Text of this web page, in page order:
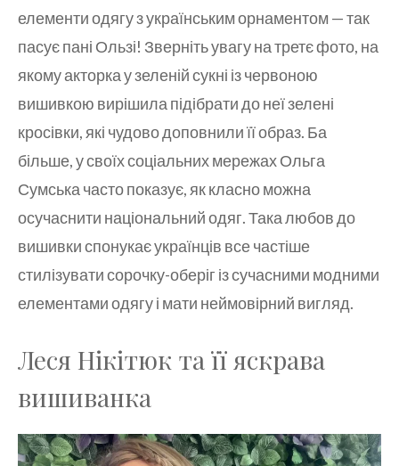
елементи одягу з українським орнаментом — так
пасує пані Ользі! Зверніть увагу на третє фото, на
якому акторка у зеленій сукні із червоною
вишивкою вирішила підібрати до неї зелені
кросівки, які чудово доповнили її образ. Ба
більше, у своїх соціальних мережах Ольга
Сумська часто показує, як класно можна
осучаснити національний одяг. Така любов до
вишивки спонукає українців все частіше
стилізувати сорочку-оберіг із сучасними модними
елементами одягу і мати неймовірний вигляд.
Леся Нікітюк та її яскрава
вишиванка